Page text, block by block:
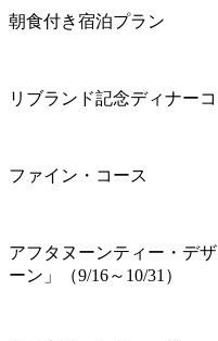
朝食付き宿泊プラン
リブランド記念ディナー
ファイン・コース
アフタヌーンティー・デ
ーン」（9/16～10/31）